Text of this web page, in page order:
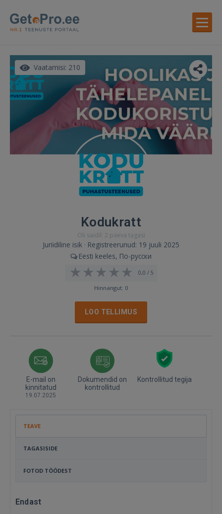
Vaatamisi: 210
Kodukratt
Oli saidil: 2 päeva tagasi
Juriidiline isik · Registreerunud: 19 juuli 2025
Eesti keeles, По-русски
0,0 / 5
Hinnangut: 0
LOO TELLIMUS
E-mail on
kinnitatud
19.07.2025
Dokumendid on
kontrollitud
Kontrollitud tegija
TEAVE
TAGASISIDE
FOTOD TÖÖDEST
Endast